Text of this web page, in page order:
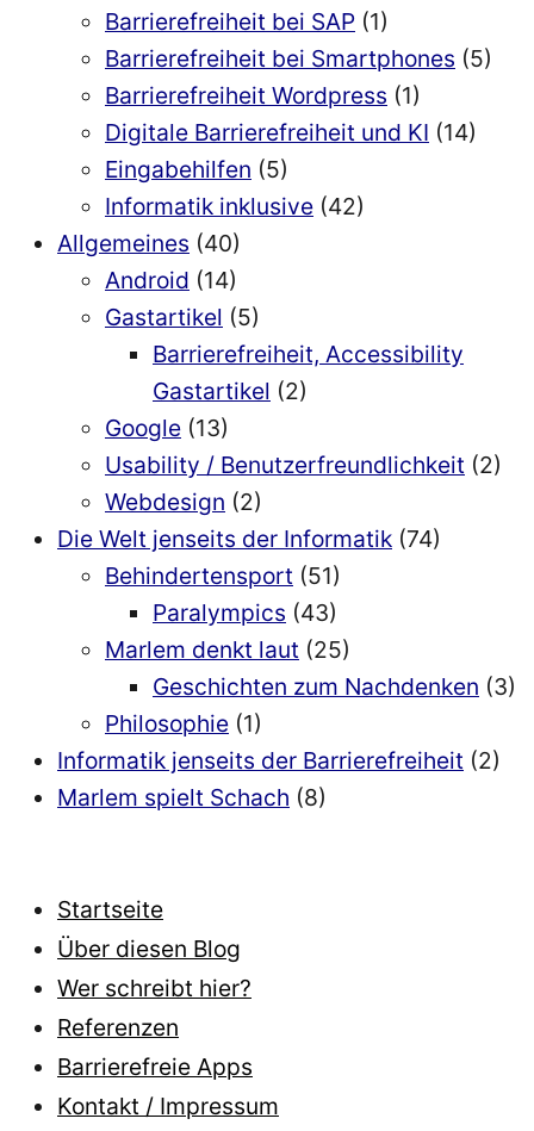
Barrierefreiheit bei SAP (1)
Barrierefreiheit bei Smartphones (5)
Barrierefreiheit Wordpress (1)
Digitale Barrierefreiheit und KI (14)
Eingabehilfen (5)
Informatik inklusive (42)
Allgemeines (40)
Android (14)
Gastartikel (5)
Barrierefreiheit, Accessibility
Gastartikel (2)
Google (13)
Usability / Benutzerfreundlichkeit (2)
Webdesign (2)
Die Welt jenseits der Informatik (74)
Behindertensport (51)
Paralympics (43)
Marlem denkt laut (25)
Geschichten zum Nachdenken (3)
Philosophie (1)
Informatik jenseits der Barrierefreiheit (2)
Marlem spielt Schach (8)
Startseite
Über diesen Blog
Wer schreibt hier?
Referenzen
Barrierefreie Apps
Kontakt / Impressum